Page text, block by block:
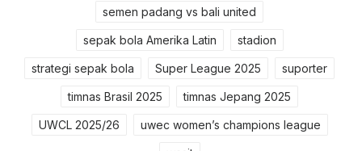
semen padang vs bali united
sepak bola Amerika Latin stadion
strategi sepak bola Super League 2025 suporter
timnas Brasil 2025 timnas Jepang 2025
UWCL 2025/26 uwec women’s champions league